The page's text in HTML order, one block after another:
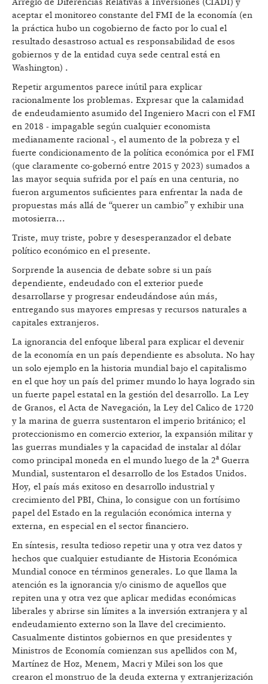
aceptar el monitoreo constante del FMI de la economía (en
la práctica hubo un cogobierno de facto por lo cual el
resultado desastroso actual es responsabilidad de esos
gobiernos y de la entidad cuya sede central está en
Washington) .
Repetir argumentos parece inútil para explicar
racionalmente los problemas. Expresar que la calamidad
de endeudamiento asumido del Ingeniero Macri con el FMI
en 2018 - impagable según cualquier economista
medianamente racional -, el aumento de la pobreza y el
fuerte condicionamento de la política económica por el FMI
(que claramente co-gobernó entre 2015 y 2023) sumados a
las mayor sequia sufrida por el país en una centuria, no
fueron argumentos suficientes para enfrentar la nada de
propuestas más allá de “querer un cambio” y exhibir una
motosierra...
Triste, muy triste, pobre y desesperanzador el debate
político económico en el presente.
Sorprende la ausencia de debate sobre si un país
dependiente, endeudado con el exterior puede
desarrollarse y progresar endeudándose aún más,
entregando sus mayores empresas y recursos naturales a
capitales extranjeros.
La ignorancia del enfoque liberal para explicar el devenir
de la economía en un país dependiente es absoluta. No hay
un solo ejemplo en la historia mundial bajo el capitalismo
en el que hoy un país del primer mundo lo haya logrado sin
un fuerte papel estatal en la gestión del desarrollo. La Ley
de Granos, el Acta de Navegación, la Ley del Calico de 1720
y la marina de guerra sustentaron el imperio británico; el
proteccionismo en comercio exterior, la expansión militar y
las guerras mundiales y la capacidad de instalar al dólar
como principal moneda en el mundo luego de la 2ª Guerra
Mundial, sustentaron el desarrollo de los Estados Unidos.
Hoy, el país más exitoso en desarrollo industrial y
crecimiento del PBI, China, lo consigue con un fortísimo
papel del Estado en la regulación económica interna y
externa, en especial en el sector financiero.
En síntesis, resulta tedioso repetir una y otra vez datos y
hechos que cualquier estudiante de Historia Económica
Mundial conoce en términos generales. Lo que llama la
atención es la ignorancia y/o cinismo de aquellos que
repiten una y otra vez que aplicar medidas económicas
liberales y abrirse sin límites a la inversión extranjera y al
endeudamiento externo son la llave del crecimiento.
Casualmente distintos gobiernos en que presidentes y
Ministros de Economía comienzan sus apellidos con M,
Martínez de Hoz, Menem, Macri y Milei son los que
crearon el monstruo de la deuda externa y extranjerización